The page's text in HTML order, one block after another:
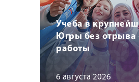
Учеба в
Югры без отрыва
работы
6 августа 2026